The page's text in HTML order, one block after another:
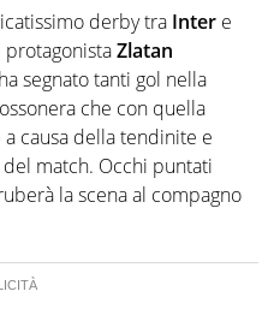
derby tra Inter e
Zlatan
segnato tanti gol nella
che con quella
causa della tendinite e
match. Occhi puntati
la scena al compagno